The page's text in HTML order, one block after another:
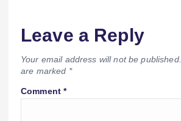
Leave a Reply
Your email address will not be published.
are marked *
Comment*